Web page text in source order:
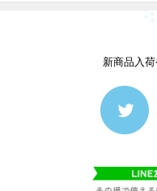
新商品入